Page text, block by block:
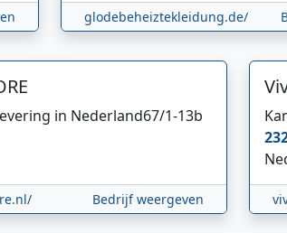
glodebeheiztekleidung.de/
in Nederland67/1-13b
Bedrijf weergeven